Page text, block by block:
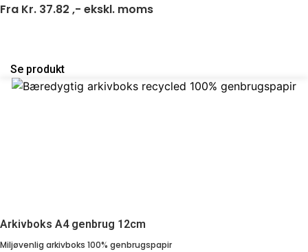
Fra Kr. 37.82 ,- ekskl. moms
Se produkt
Arkivboks A4 genbrug 12cm
Miljøvenlig arkivboks 100% genbrugspapir